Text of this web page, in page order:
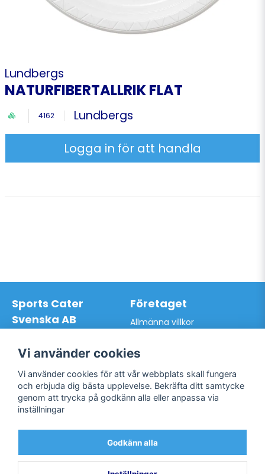
Lundbergs
NATURFIBERTALLRIK FLAT
4162 Lundbergs
Logga in för att handla
Sports Cater
Svenska AB
Org.nr: 559024-7762
Mail:info@sportscater.se
Företaget
Allmänna villkor
Bli kund / Logga in
Support
Allmänna villkor
Kontakta oss
Facebook
Twitter
Vi använder cookies
Vi använder cookies för att vår webbplats skall fungera
och erbjuda dig bästa upplevelse. Bekräfta ditt samtycke
genom att trycka på godkänn alla eller anpassa via
inställningar
Godkänn alla